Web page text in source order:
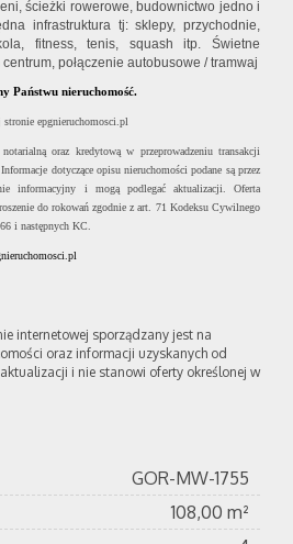
ścieżki rowerowe, budownictwo jedno i
infrastruktura tj: sklepy, przychodnie,
fitness, tenis, squash itp. Świetne
połączenie autobusowe / tramwaj
Państwu nieruchomość.
stronie epgnieruchomosci.pl
oraz kredytową w przeprowadzeniu transakcji
dotyczące opisu nieruchomości podane są przez
informacyjny i mogą podlegać aktualizacji. Oferta
do rokowań zgodnie z art. 71 Kodeksu Cywilnego
i następnych KC.
internetowej sporządzany jest na
oraz informacji uzyskanych od
i nie stanowi oferty określonej w
GOR-MW-1755
108,00 m²